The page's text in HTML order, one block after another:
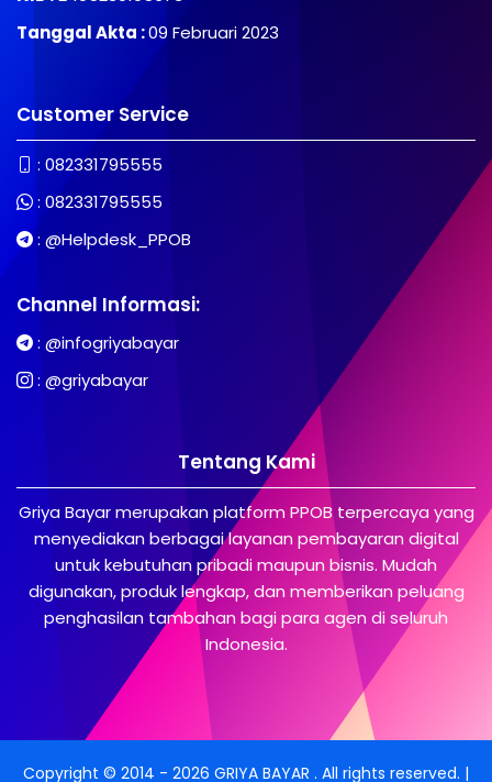
Tanggal Akta :09 Februari 2023
Customer Service
: 082331795555
: 082331795555
: @Helpdesk_PPOB
Channel Informasi:
: @infogriyabayar
: @griyabayar
Tentang Kami
Griya Bayar merupakan platform PPOB terpercaya yang
menyediakan berbagai layanan pembayaran digital
untuk kebutuhan pribadi maupun bisnis. Mudah
digunakan, produk lengkap, dan memberikan peluang
penghasilan tambahan bagi para agen di seluruh
Indonesia.
Copyright © 2014 - 2026 GRIYA BAYAR . All rights reserved. |